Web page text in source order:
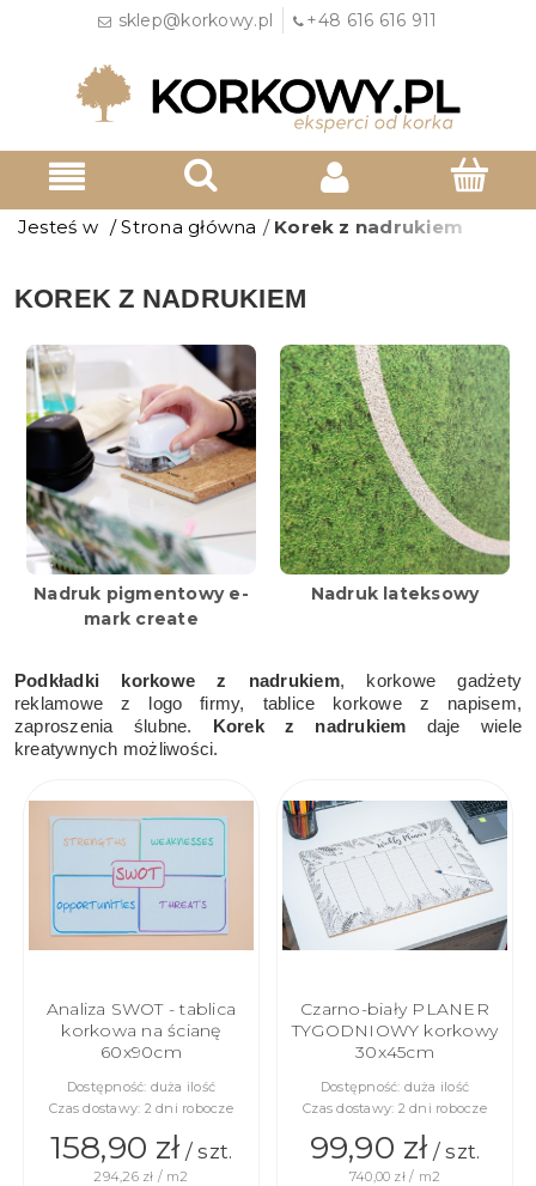
sklep@korkowy.pl +48 616 616 911
Jesteś w / Strona główna / Korek z nadrukiem
KOREK Z NADRUKIEM
Nadruk pigmentowy e-
mark create
Nadruk lateksowy
Podkładki korkowe z nadrukiem, korkowe gadżety
reklamowe z logo firmy, tablice korkowe z napisem,
zaproszenia ślubne.
Korek z nadrukiem daje wiele
kreatywnych możliwości.
Analiza SWOT - tablica
korkowa na ścianę
60x90cm
Dostępność: duża ilość
Czas dostawy: 2 dni robocze
158,90 zł/ szt.
294,26 zł / m2
Czarno-biały PLANER
TYGODNIOWY korkowy
30x45cm
Dostępność: duża ilość
Czas dostawy: 2 dni robocze
99,90 zł/ szt.
740,00 zł / m2